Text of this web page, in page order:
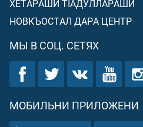
ХЕТАРАШИ ТIАДУЛЛАРАШИ
НОВКЪОСТАЛ ДАРА ЦЕНТР
МЫ В СОЦ. СЕТЯХ
МОБИЛЬНИ ПРИЛОЖЕНИ